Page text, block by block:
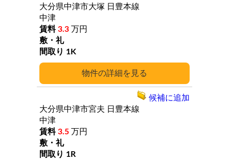
詳細
大分県中津市大塚 日豊本線
中津
3.3 万円
1K
大分県中津市宮夫 日豊本線
中津
3.5 万円
1R
候補に追加